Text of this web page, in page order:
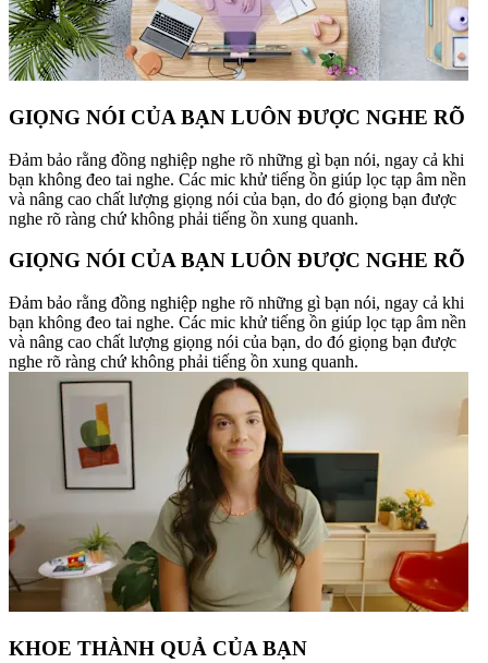
GIỌNG NÓI CỦA BẠN LUÔN ĐƯỢC NGHE RÕ
Đảm bảo rằng đồng nghiệp nghe rõ những gì bạn nói, ngay cả khi
bạn không đeo tai nghe. Các mic khử tiếng ồn giúp lọc tạp âm nền
và nâng cao chất lượng giọng nói của bạn, do đó giọng bạn được
nghe rõ ràng chứ không phải tiếng ồn xung quanh.
GIỌNG NÓI CỦA BẠN LUÔN ĐƯỢC NGHE RÕ
Đảm bảo rằng đồng nghiệp nghe rõ những gì bạn nói, ngay cả khi
bạn không đeo tai nghe. Các mic khử tiếng ồn giúp lọc tạp âm nền
và nâng cao chất lượng giọng nói của bạn, do đó giọng bạn được
nghe rõ ràng chứ không phải tiếng ồn xung quanh.
KHOE THÀNH QUẢ CỦA BẠN